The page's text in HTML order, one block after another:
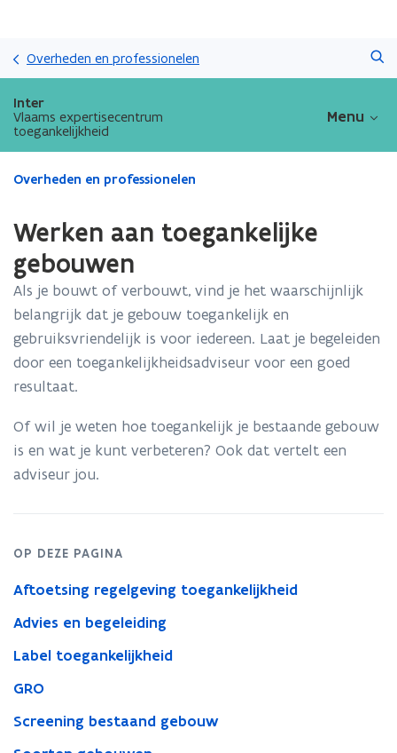
Overheden en professionelen
Inter
Vlaams expertisecentrum
toegankelijkheid
Menu
Gedaan
bevindt
zich
op:
Werken
toegankelijke
gebouwen
Overheden en professionelen
Werken aan toegankelijke
gebouwen
Als je bouwt of verbouwt, vind je het waarschijnlijk
belangrijk dat je gebouw toegankelijk en
gebruiksvriendelijk is voor iedereen. Laat je begeleiden
door een toegankelijkheidsadviseur voor een goed
resultaat.
Of wil je weten hoe toegankelijk je bestaande gebouw
is en wat je kunt verbeteren? Ook dat vertelt een
adviseur jou.
OP DEZE PAGINA
Aftoetsing regelgeving toegankelijkheid
Advies en begeleiding
Label toegankelijkheid
GRO
Screening bestaand gebouw